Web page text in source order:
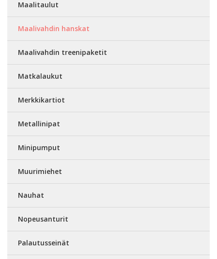
Maalitaulut
Maalivahdin hanskat
Maalivahdin treenipaketit
Matkalaukut
Merkkikartiot
Metallinipat
Minipumput
Muurimiehet
Nauhat
Nopeusanturit
Palautusseinät